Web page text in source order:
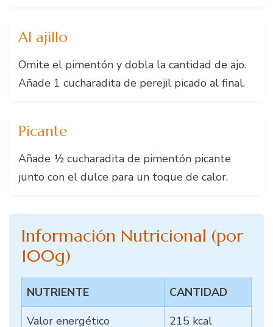
Al ajillo
Omite el pimentón y dobla la cantidad de ajo.
Añade 1 cucharadita de perejil picado al final.
Picante
Añade ½ cucharadita de pimentón picante
junto con el dulce para un toque de calor.
Información Nutricional (por
100g)
NUTRIENTE
CANTIDAD
Valor energético
215 kcal